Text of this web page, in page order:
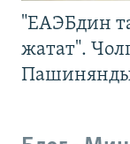
"ЕАЭБдин
жатат".